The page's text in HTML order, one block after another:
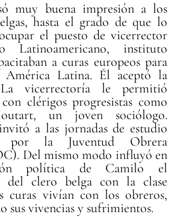
muy buena impresión a los
hasta el grado de que lo
el puesto de vicerrector
Latinoamericano, instituto
a curas europeos para
América Latina. Él aceptó la
vicerrectoría le permitió
clérigos progresistas como
un joven sociólogo.
a las jornadas de estudio
por la Juventud Obrera
Del mismo modo influyó en
política de Camilo el
del clero belga con la clase
curas vivían con los obreros,
sus vivencias y sufrimientos.